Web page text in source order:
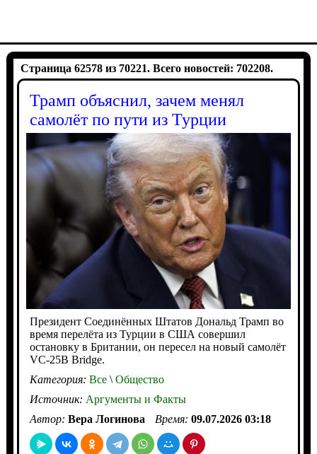
Страница 62578 из 70221. Всего новостей: 702208.
Трамп объяснил, зачем менял
самолёт по пути из Турции
Президент Соединённых Штатов Дональд Трамп во
время перелёта из Турции в США совершил
остановку в Британии, он пересел на новый самолёт
VC-25B Bridge.
Категория: Все\Общество
Источник: Аргументы и Факты
Автор: Вера Логинова Время: 09.07.2026 03:18